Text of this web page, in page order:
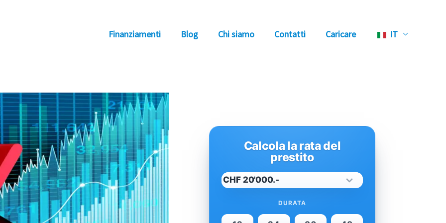
Finanziamenti Blog Chi siamo Contatti Caricare IT
Calcola la rata del
prestito
DURATA